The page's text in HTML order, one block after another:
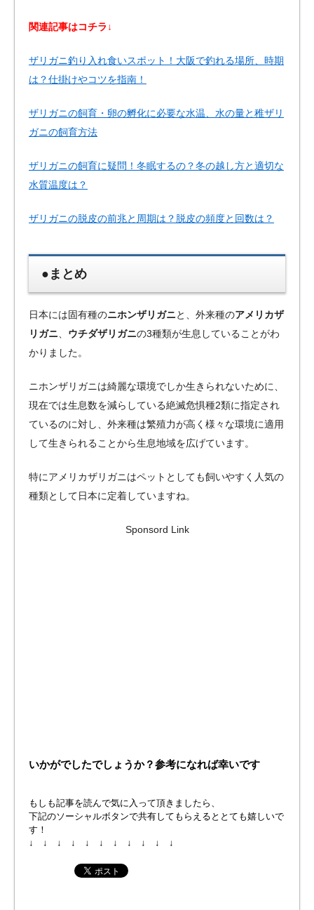
関連記事はコチラ↓
ザリガニ釣り入れ食いスポット！大阪で釣れる場所、時期
は？仕掛けやコツを指南！
ザリガニの飼育・卵の孵化に必要な水温、水の量と稚ザリ
ガニの飼育方法
ザリガニの飼育に疑問！冬眠するの？冬の越し方と適切な
水質温度は？
ザリガニの脱皮の前兆と周期は？脱皮の頻度と回数は？
●まとめ
日本には固有種のニホンザリガニと、外来種のアメリカザ
リガニ
ウチダザリガニの3種類が生息していることがわ
かりました。
ニホンザリガニは綺麗な環境でしか生きられないために、
現在では生息数を減らしている絶滅危惧種2類に指定され
ているのに対し、外来種は繁殖力が高く様々な環境に適用
して生きられることから生息地域を広げています。
特にアメリカザリガニはペットとしても飼いやすく人気の
種類として日本に定着していますね。
Sponsord Link
いかがでしたでしょうか？参考になれば幸いです
もしも記事を読んで気に入って頂きましたら、
下記のソーシャルボタンで共有してもらえるととても嬉しいで
す！
↓ ↓ ↓ ↓ ↓ ↓ ↓ ↓ ↓ ↓ ↓